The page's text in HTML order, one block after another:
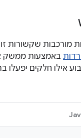
מורכבות שקשורות
באמצעות ממשק
אילו חלקים יפעלו